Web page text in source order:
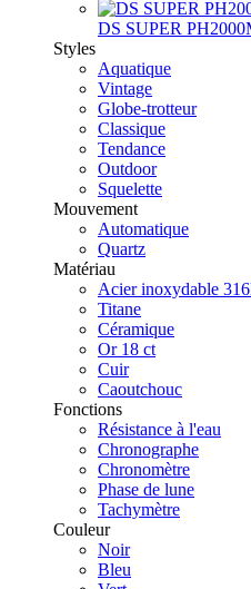
DS SUPER
Styles
Aquatique
Vintage
Globe-trotteur
Classique
Tendance
Outdoor
Squelette
Mouvement
Automatique
Quartz
Matériau
Acier inoxydable
Titane
Céramique
Or 18 ct
Cuir
Caoutchouc
Fonctions
Résistance à l'eau
Chronographe
Chronomètre
Phase de lune
Tachymètre
Couleur
Noir
Bleu